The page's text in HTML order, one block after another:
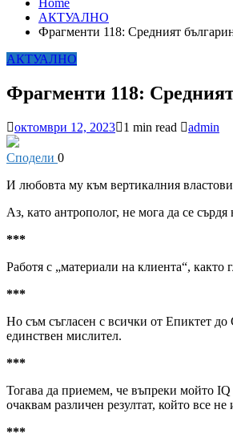
Home
АКТУАЛНО
Фрагменти 118: Средният
АКТУАЛНО
Фрагменти 118:
октомври 12, 2023 1 min read admin
Сподели 0
И любовта му към вертикалния
Аз, като антрополог, не мога да се
***
Работя с „материали на клиента“, както
***
Но съм съгласен с всички от Епиктет до
единствен мислител.
***
Тогава да приемем, че въпреки мойто
очаквам различен резултат, който все не
***